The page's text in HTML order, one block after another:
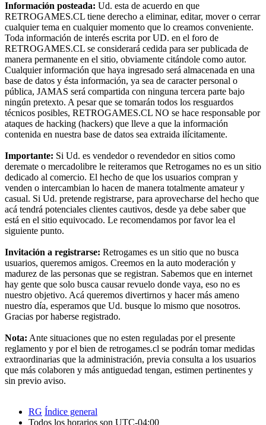
Información posteada: Ud. esta de acuerdo en que
RETROGAMES.CL tiene derecho a eliminar, editar, mover o cerrar
cualquier tema en cualquier momento que lo creamos conveniente.
Toda información de interés escrita por UD. en el foro de
RETROGAMES.CL se considerará cedida para ser publicada de
manera permanente en el sitio, obviamente citándole como autor.
Cualquier información que haya ingresado será almacenada en una
base de datos y ésta información, ya sea de caracter personal o
pública, JAMAS será compartida con ninguna tercera parte bajo
ningún pretexto. A pesar que se tomarán todos los resguardos
técnicos posibles, RETROGAMES.CL NO se hace responsable por
ataques de hacking (hackers) que lleve a que la información
contenida en nuestra base de datos sea extraida ilícitamente.
Importante: Si Ud. es vendedor o revendedor en sitios como
deremate o mercadolibre le reiteramos que Retrogames no es un sitio
dedicado al comercio. El hecho de que los usuarios compran y
venden o intercambian lo hacen de manera totalmente amateur y
casual. Si Ud. pretende registrarse, para aprovecharse del hecho que
acá tendrá potenciales clientes cautivos, desde ya debe saber que
está en el sitio equivocado. Le recomendamos por favor lea el
siguiente punto.
Invitación a registrarse: Retrogames es un sitio que no busca
usuarios, queremos amigos. Creemos en la auto moderación y
madurez de las personas que se registran. Sabemos que en internet
hay gente que solo busca causar revuelo donde vaya, eso no es
nuestro objetivo. Acá queremos divertirnos y hacer más ameno
nuestro día, esperamos que Ud. busque lo mismo que nosotros.
Gracias por haberse registrado.
Nota: Ante situaciones que no esten reguladas por el presente
reglamento y por el bien de retrogames.cl se podrán tomar medidas
extraordinarias que la administración, previa consulta a los usuarios
que más colaboren y más antiguedad tengan, estimen pertinentes y
sin previo aviso.
RG Índice general
Todos los horarios son UTC-04:00